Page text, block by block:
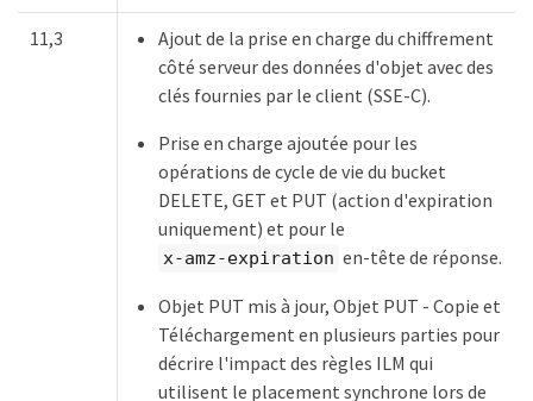
11,3
Ajout de la prise en charge du chiffrement
côté serveur des données d'objet avec des
clés fournies par le client (SSE-C).
Prise en charge ajoutée pour les
opérations de cycle de vie du bucket
DELETE, GET et PUT (action d'expiration
uniquement) et pour le
x-amz-expiration en-tête de réponse.
Objet PUT mis à jour, Objet PUT - Copie et
Téléchargement en plusieurs parties pour
décrire l'impact des règles ILM qui
utilisent le placement synchrone lors de